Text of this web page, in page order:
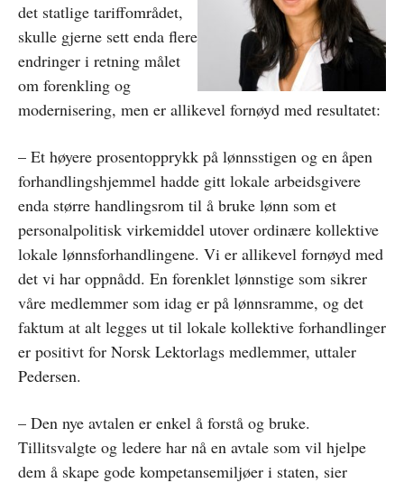
det statlige tariffområdet,
skulle gjerne sett enda flere
endringer i retning målet
om forenkling og
modernisering, men er allikevel fornøyd med resultatet:
– Et høyere prosentopprykk på lønnsstigen og en åpen
forhandlingshjemmel hadde gitt lokale arbeidsgivere
enda større handlingsrom til å bruke lønn som et
personalpolitisk virkemiddel utover ordinære kollektive
lokale lønnsforhandlingene. Vi er allikevel fornøyd med
det vi har oppnådd. En forenklet lønnstige som sikrer
våre medlemmer som idag er på lønnsramme, og det
faktum at alt legges ut til lokale kollektive forhandlinger
er positivt for Norsk Lektorlags medlemmer, uttaler
Pedersen.
– Den nye avtalen er enkel å forstå og bruke.
Tillitsvalgte og ledere har nå en avtale som vil hjelpe
dem å skape gode kompetansemiljøer i staten, sier